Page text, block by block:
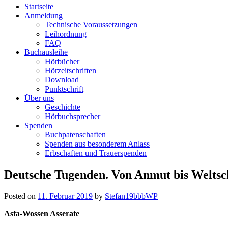
Deutsche
barriere+SBR+freies
Lesen
Kostenloser
Verleih
Büchern
Punktdruck
im
Format
Blinde
Startseite
Anmeldung
Technische Voraussetzungen
Leihordnung
FAQ
Buchausleihe
Hörbücher
Hörzeitschriften
Download
Punktschrift
Über uns
Geschichte
Hörbuchsprecher
Spenden
Buchpatenschaften
Spenden aus besonderem Anlass
Erbschaften und Trauerspenden
Skip
to
Deutsche Tugenden. Von Anmut bis
Posted on 11. Februar 2019 by Stefan19bbbWP
Asfa-Wossen Asserate